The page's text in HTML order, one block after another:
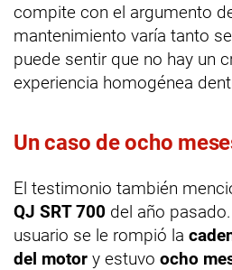
compite con el argumento
mantenimiento varía tanto
puede sentir que no hay un
experiencia homogénea
Un caso de ocho
El testimonio también
QJ SRT 700 del año
usuario se le rompió la
del motor y estuvo ocho